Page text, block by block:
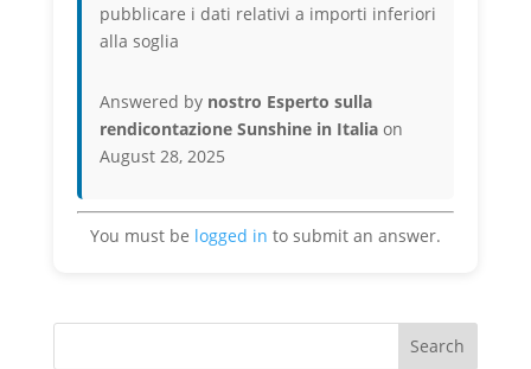
pubblicare i dati relativi a importi inferiori
alla soglia
Answered by nostro Esperto sulla
rendicontazione Sunshine in Italiaon
August 28, 2025
You must be logged in to submit an answer.
Search